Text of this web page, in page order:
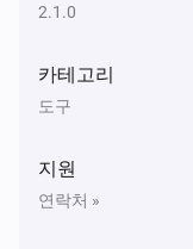
2.1.0
카테고리
도구
지원
연락처 »